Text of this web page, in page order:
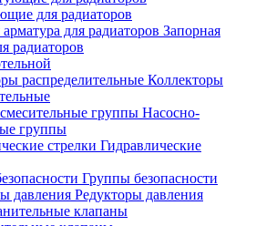
для радиаторов
Запорная
радиаторов
Коллекторы
Насосно-
группы
Гидравлические
Группы безопасности
Редукторы давления